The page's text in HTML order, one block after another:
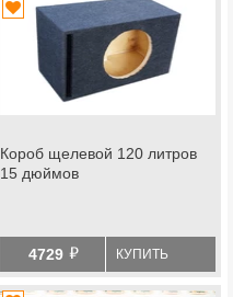
Короб щелевой 120 литров
15 дюймов
4729 й КУПИТЬ